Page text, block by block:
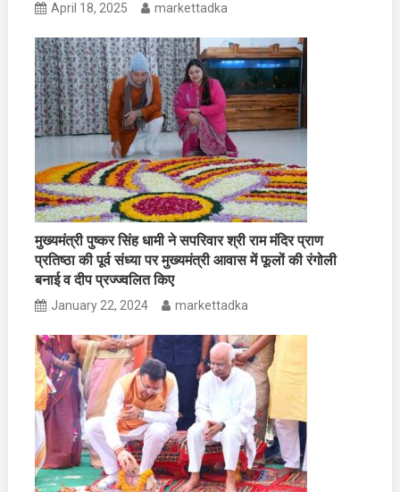
April 18, 2025 markettadka
मुख्यमंत्री पुष्कर सिंह धामी ने सपरिवार श्री राम मंदिर प्राण
प्रतिष्ठा की पूर्व संध्या पर मुख्यमंत्री आवास में फूलों की रंगोली
बनाई व दीप प्रज्ज्वलित किए
January 22, 2024 markettadka